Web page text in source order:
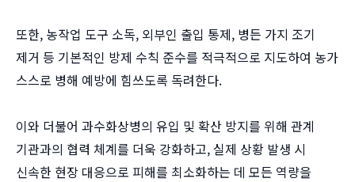
또한, 농작업 도구 소독, 외부인 출입 통제, 병든 가지 조기
제거 등 기본적인 방제 수칙 준수를 적극적으로 지도하여 농가
스스로 병해 예방에 힘쓰도록 독려한다.
이와 더불어 과수화상병의 유입 및 확산 방지를 위해 관계
기관과의 협력 체계를 더욱 강화하고, 실제 상황 발생 시
신속한 현장 대응으로 피해를 최소화하는 데 모든 역량을